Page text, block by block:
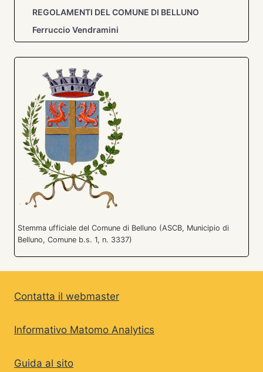
REGOLAMENTI DEL COMUNE DI BELLUNO
Ferruccio Vendramini
Stemma ufficiale del Comune di Belluno (ASCB, Municipio di
Belluno, Comune b.s. 1, n. 3337)
Contatta il webmaster
Informativo Matomo Analytics
Guida al sito